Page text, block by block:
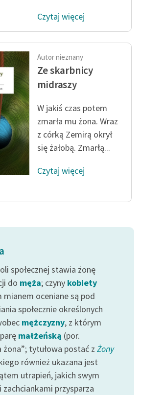
Czytaj więcej
Autor nieznany
Ze skarbnicy
midraszy
W jakiś czas potem
zmarła mu żona. Wraz
z córką Zemirą okrył
się żałobą. Zmarłą...
Czytaj więcej
społecznej stawia żonę
do męża; czyny kobiety
mianem oceniane są pod
społecznie określonych
mężczyzny, z którym
małżeńską (por.
żona”; tytułowa postać z Żony
również ukazana jest
utrapień, jakich swym
przysparza